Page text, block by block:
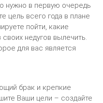
нужно в первую очередь
цель всего года в плане
пойти, какие
недугов вылечить.
для вас является
брак и крепкие
Ваши цели – создайте